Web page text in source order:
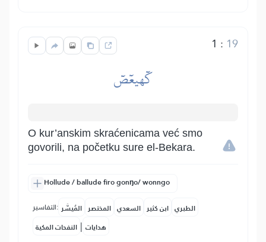
1 : 19
كٓهيعٓصٓ
O kur’anskim skraćenicama već smo
govorili, na početku sure el-Bekara.
Hollude / ballude firo gonŋo/ wonngo
التفاسير: المُيسَّر المختصر السعدي ابن كثير الطبري
النفحات المكية | هدايات